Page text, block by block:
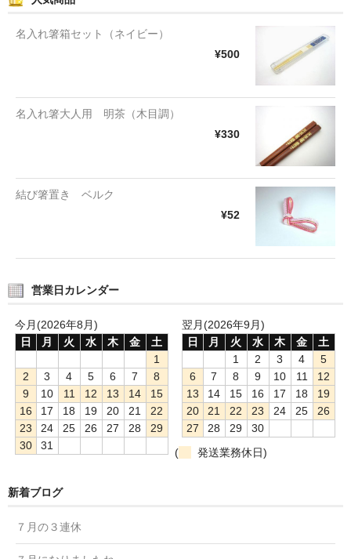
名入れ箸箱セット（ネイビー）
¥500
名入れ箸大人用 明茶（木目調）
¥330
結び箸置き ベルク
¥52
営業日カレンダー
今月(2026年8月)
日
月 火 水 木 金
土
1
2
3 4 5 6 7
8
9
10 11 12 13 14
15
16
17 18 19 20 21
22
23
24 25 26 27 28
29
30
31
翌月(2026年9月)
日
月 火 水 木 金
土
1
2 3 4
5
6
7 8 9 10 11
12
13
14 15 16 17 18
19
20
21 22 23 24 25
26
27
28 29
30
(
発送業務休日)
新着ブログ
７月の３連休